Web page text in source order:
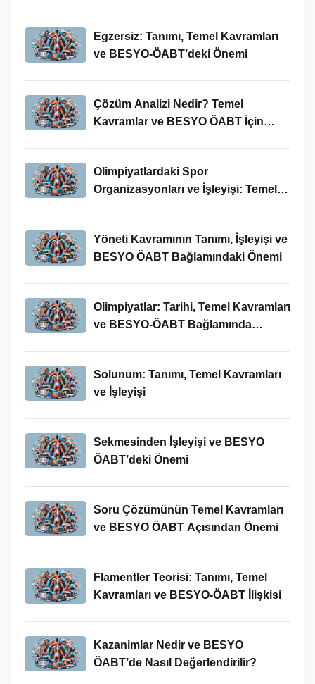
Egzersiz: Tanımı, Temel Kavramları
ve BESYO-ÖABT’deki Önemi
Çözüm Analizi Nedir? Temel
Kavramlar ve BESYO ÖABT İçin
Olimpiyatlardaki Spor
Organizasyonları ve İşleyişi: Temel
Yöneti Kavramının Tanımı, İşleyişi ve
BESYO ÖABT Bağlamındaki Önemi
Olimpiyatlar: Tarihi, Temel Kavramları
ve BESYO-ÖABT Bağlamında
Solunum: Tanımı, Temel Kavramları
ve İşleyişi
Sekmesinden İşleyişi ve BESYO
ÖABT’deki Önemi
Soru Çözümünün Temel Kavramları
ve BESYO ÖABT Açısından Önemi
Flamentler Teorisi: Tanımı, Temel
Kavramları ve BESYO-ÖABT İlişkisi
Kazanimlar Nedir ve BESYO
ÖABT’de Nasıl Değerlendirilir?